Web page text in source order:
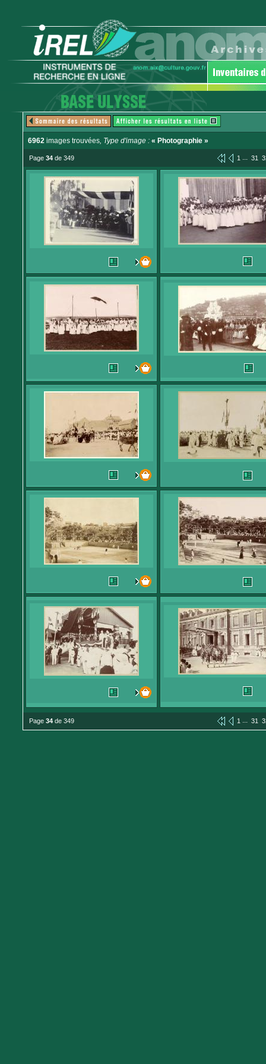
6962 images trouvées, Type d'image : « Photographie »
Page 34 de 349 1 ... 31
Page 34 de 349 1 ... 31